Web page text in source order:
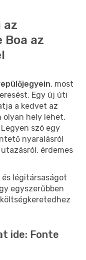
az
az
, most
Egy új úti
a kedvet az
olyan hely lehet,
szó egy
nyaralásról
érdemes
légitársaságot
egyszerűbben
ide: Fonte